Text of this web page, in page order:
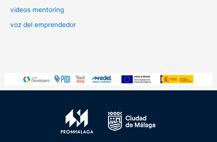
videos mentoring
voz del emprendedor